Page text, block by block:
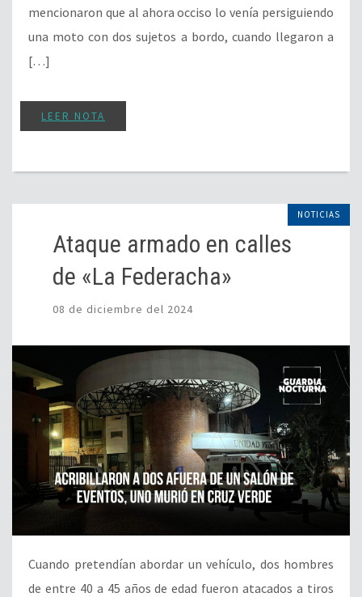
mencionaron que al ahora occiso lo venía persiguiendo
una moto con dos sujetos a bordo, cuando llegaron a
[…]
LEER NOTA
NOTICIAS
Ataque armado en calles
de «La Federacha»
08 de diciembre del 2024
Cuando pretendían abordar un vehículo, dos hombres
de entre 40 a 45 años de edad fueron atacados a tiros